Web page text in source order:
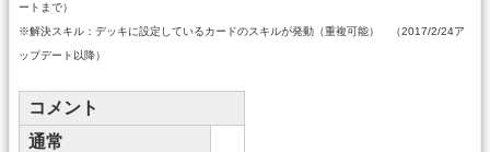
ートまで）
※解決スキル：デッキに設定しているカードのスキルが発動（重複可能） （2017/2/24ア
ップデート以降）
コメント
通常